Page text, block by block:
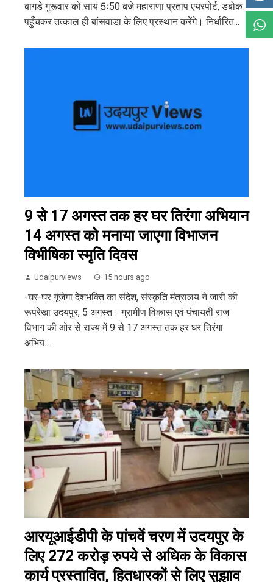
बागडे गुरूवार को सायं 5ः50 बजे महाराणा प्रताप एयरपोर्ट, डबोक
पहुँचकर तत्काल ही बांसवाडा के लिए प्रस्थान करेंगे। निर्धारित...
9 से 17 अगस्त तक हर घर तिरंगा अभियान
14 अगस्त को मनाया जाएगा विभाजन
विभीषिका स्मृति दिवस
Udaipurviews 15 hours ago
-घर-घर गूंजेगा देशभक्ति का संदेश, संस्कृति मंत्रालय ने जारी की
रूपरेखा उदयपुर, 5 अगस्त। ग्रामीण विकास एवं पंचायती राज
विभाग की ओर से राज्य में 9 से 17 अगस्त तक हर घर तिरंगा
अभिय...
आरयूआईडीपी के पांचवें चरण में उदयपुर के
लिए 272 करोड़ रुपये से अधिक के विकास
कार्य प्रस्तावित, हितधारकों से लिए सुझाव